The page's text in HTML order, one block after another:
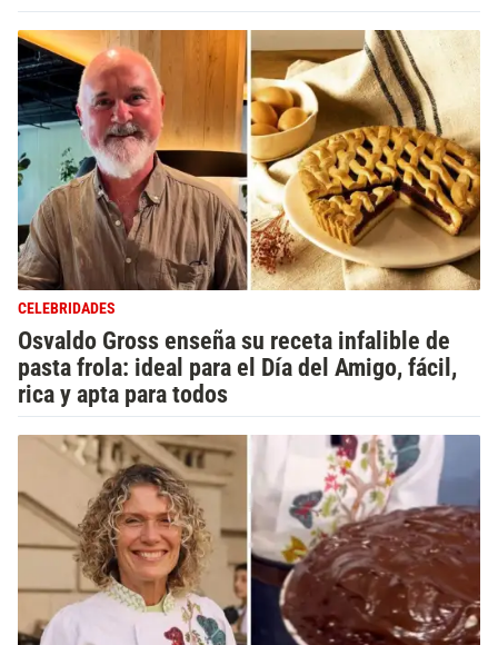
CELEBRIDADES
Osvaldo Gross enseña su receta infalible de
pasta frola: ideal para el Día del Amigo, fácil,
rica y apta para todos